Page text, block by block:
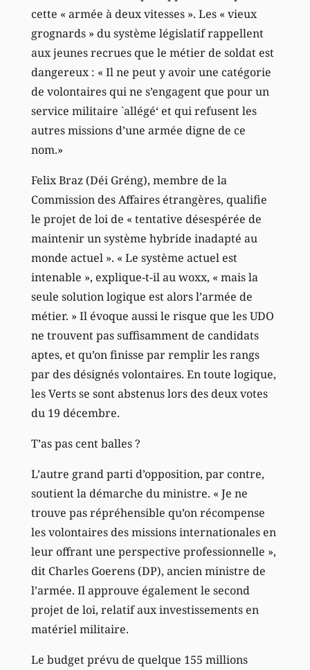
cette « armée à deux vitesses ». Les « vieux
grognards » du système législatif rappellent
aux jeunes recrues que le métier de soldat est
dangereux : « Il ne peut y avoir une catégorie
de volontaires qui ne s’engagent que pour un
service militaire `allégé‘ et qui refusent les
autres missions d’une armée digne de ce
nom.»
Felix Braz (Déi Gréng), membre de la
Commission des Affaires étrangères, qualifie
le projet de loi de « tentative désespérée de
maintenir un système hybride inadapté au
monde actuel ». « Le système actuel est
intenable », explique-t-il au woxx, « mais la
seule solution logique est alors l’armée de
métier. » Il évoque aussi le risque que les UDO
ne trouvent pas suffisamment de candidats
aptes, et qu’on finisse par remplir les rangs
par des désignés volontaires. En toute logique,
les Verts se sont abstenus lors des deux votes
du 19 décembre.
T’as pas cent balles ?
L’autre grand parti d’opposition, par contre,
soutient la démarche du ministre. « Je ne
trouve pas répréhensible qu’on récompense
les volontaires des missions internationales en
leur offrant une perspective professionnelle »,
dit Charles Goerens (DP), ancien ministre de
l’armée. Il approuve également le second
projet de loi, relatif aux investissements en
matériel militaire.
Le budget prévu de quelque 155 millions